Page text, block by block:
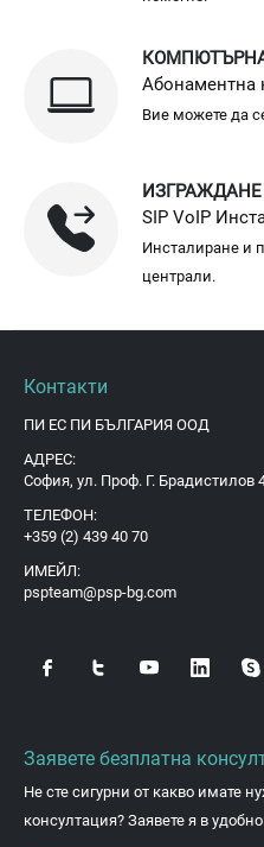
Абонаментна
Вие можете да
SIP VoIP
Инсталиране и
централи.
Контакти
ПИ ЕС ПИ БЪЛГАРИЯ ООД
АДРЕС:
София, ул. Проф. Г. Брадистилов
ТЕЛЕФОН:
+359 (2) 439 40 70
ИМЕЙЛ:
pspteam@psp-bg.com
Заявете безплатна
Не сте сигурни от какво имате
консултация? Заявете я в